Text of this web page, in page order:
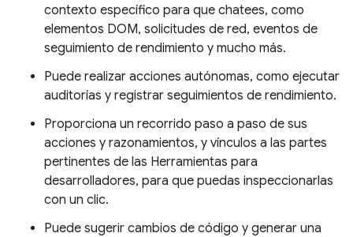
contexto específico para que chatees, como
elementos DOM, solicitudes de red, eventos de
seguimiento de rendimiento y mucho más.
Puede realizar acciones autónomas, como ejecutar
auditorías y registrar seguimientos de rendimiento.
Proporciona un recorrido paso a paso de sus
acciones y razonamientos, y vínculos a las partes
pertinentes de las Herramientas para
desarrolladores, para que puedas inspeccionarlas
con un clic.
Puede sugerir cambios de código y generar una